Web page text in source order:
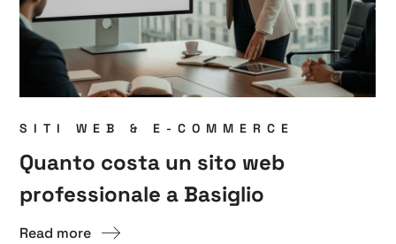
SITI WEB & E-COMMERCE
Quanto costa un sito web
professionale a Basiglio
Read more